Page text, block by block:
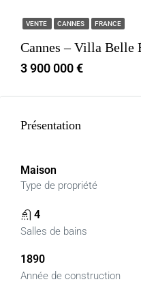
VENTE CANNES FRANCE
Cannes – Villa Belle
3 900 000 €
Présentation
Maison
Type de propriété
4
Salles de bains
1890
Année de construction